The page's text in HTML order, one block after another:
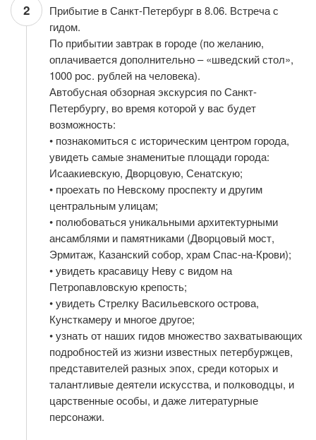
2
Прибытие в Санкт-Петербург в 8.06. Встреча с
гидом.
По прибытии завтрак в городе (по желанию,
оплачивается дополнительно – «шведский стол»,
1000 рос. рублей на человека).
Автобусная обзорная экскурсия по Санкт-
Петербургу, во время которой у вас будет
возможность:
• познакомиться с историческим центром города,
увидеть самые знаменитые площади города:
Исаакиевскую, Дворцовую, Сенатскую;
• проехать по Невскому проспекту и другим
центральным улицам;
• полюбоваться уникальными архитектурными
ансамблями и памятниками (Дворцовый мост,
Эрмитаж, Казанский собор, храм Спас-на-Крови);
• увидеть красавицу Неву с видом на
Петропавловскую крепость;
• увидеть Стрелку Васильевского острова,
Кунсткамеру и многое другое;
• узнать от наших гидов множество захватывающих
подробностей из жизни известных петербуржцев,
представителей разных эпох, среди которых и
талантливые деятели искусства, и полководцы, и
царственные особы, и даже литературные
персонажи.